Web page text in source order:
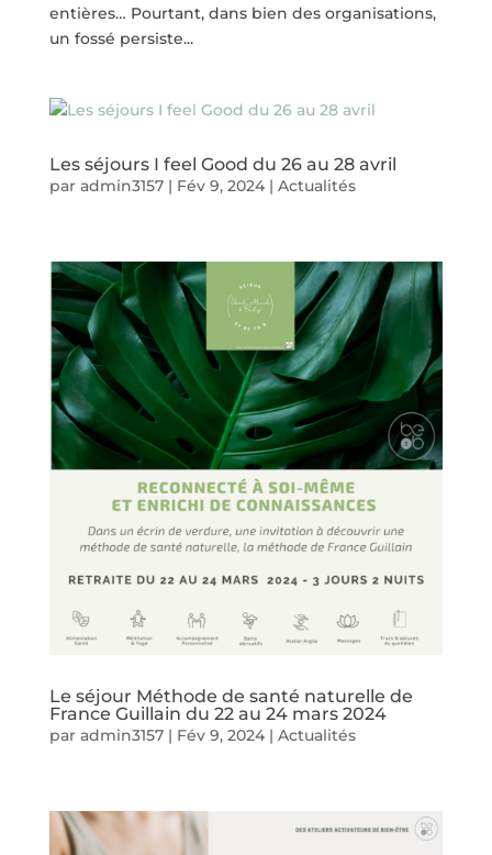
entières… Pourtant, dans bien des organisations,
un fossé persiste...
Les séjours I feel Good du 26 au 28 avril
par admin3157| Fév 9, 2024| Actualités
Le séjour Méthode de santé naturelle de
France Guillain du 22 au 24 mars 2024
par admin3157| Fév 9, 2024| Actualités